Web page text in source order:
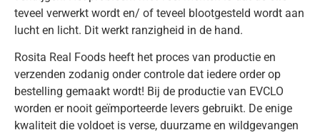
teveel verwerkt wordt en/ of teveel blootgesteld wordt aan
lucht en licht. Dit werkt ranzigheid in de hand.
Rosita Real Foods heeft het proces van productie en
verzenden zodanig onder controle dat iedere order op
bestelling gemaakt wordt! Bij de productie van EVCLO
worden er nooit geïmporteerde levers gebruikt. De enige
kwaliteit die voldoet is verse, duurzame en wildgevangen